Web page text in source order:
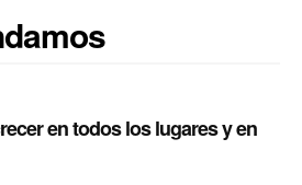
en todos los lugares y en